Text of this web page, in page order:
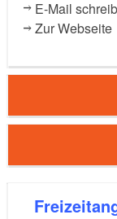
Parkplätze zur
wir Sie über
E-Mail
Zur Webseite